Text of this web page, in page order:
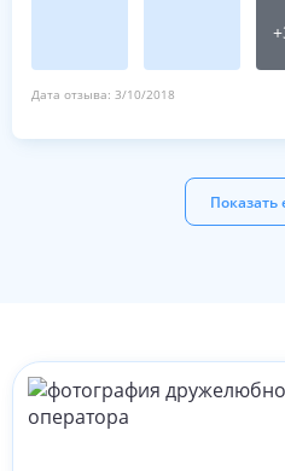
завтраке представлены
также есть скрамбл и
предоставляют выбор из
напитки за отдельную
достаточно серьёзных
В отеле есть сауна и хамам.
Открываются в 16:00, после
пообщаться с интересным
чувством юмора за
уютном лобби у камина.
Обязательно вернёмся в
+
Дата отзыва: 3/10/2018
Показать